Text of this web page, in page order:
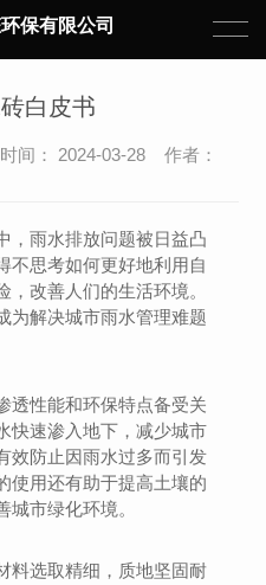
保有限公司
白皮书
间： 2024-03-28 作者：
，雨水排放问题被日益凸
不思考如何更好地利用自
改善人们的生活环境。
为解决城市雨水管理难题
透性能和环保特点备受关
快速渗入地下，减少城市
效防止因雨水过多而引发
使用还有助于提高土壤的
市绿化环境。
料选取精细，质地坚固耐